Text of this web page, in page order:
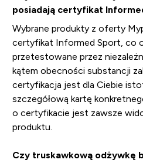
posiadają certyfikat
Wybrane produkty z oferty
certyfikat Informed Sport, co
przetestowane przez
kątem obecności substancji
certyfikacja jest dla Ciebie
szczegółową kartę
o certyfikacie jest zawsze
produktu.
Czy truskawkową odżywkę